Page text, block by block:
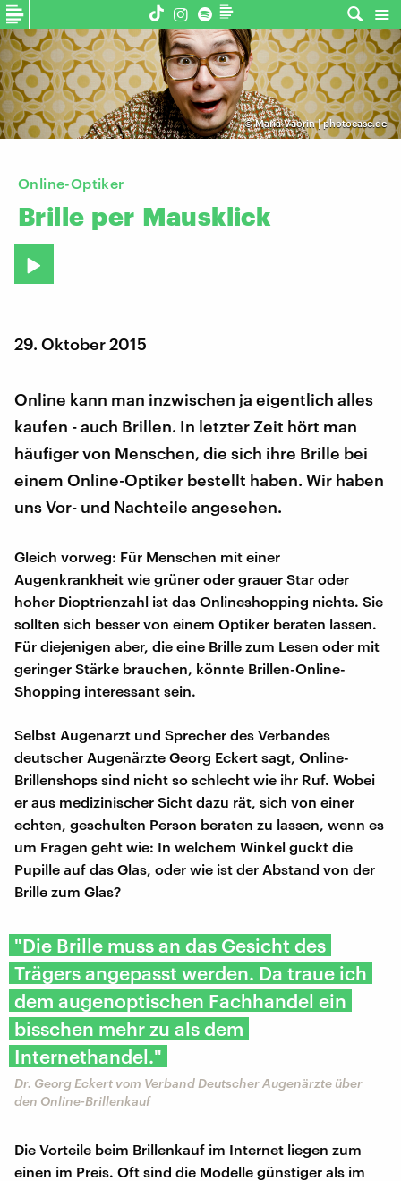
©Maria Vaorin | photocase.de
Online-Optiker
Brille per Mausklick
29. Oktober 2015
Online kann man inzwischen ja eigentlich alles
kaufen - auch Brillen. In letzter Zeit hört man
häufiger von Menschen, die sich ihre Brille bei
einem Online-Optiker bestellt haben. Wir haben
uns Vor- und Nachteile angesehen.
Gleich vorweg: Für Menschen mit einer
Augenkrankheit wie grüner oder grauer Star oder
hoher Dioptrienzahl ist das Onlineshopping nichts. Sie
sollten sich besser von einem Optiker beraten lassen.
Für diejenigen aber, die eine Brille zum Lesen oder mit
geringer Stärke brauchen, könnte Brillen-Online-
Shopping interessant sein.
Selbst Augenarzt und Sprecher des Verbandes
deutscher Augenärzte Georg Eckert sagt, Online-
Brillenshops sind nicht so schlecht wie ihr Ruf. Wobei
er aus medizinischer Sicht dazu rät, sich von einer
echten, geschulten Person beraten zu lassen, wenn es
um Fragen geht wie: In welchem Winkel guckt die
Pupille auf das Glas, oder wie ist der Abstand von der
Brille zum Glas?
"Die Brille muss an das Gesicht des
Trägers angepasst werden. Da traue ich
dem augenoptischen Fachhandel ein
bisschen mehr zu als dem
Internethandel."
Dr. Georg Eckert vom Verband Deutscher Augenärzte über
den Online-Brillenkauf
Die Vorteile beim Brillenkauf im Internet liegen zum
einen im Preis. Oft sind die Modelle günstiger als im